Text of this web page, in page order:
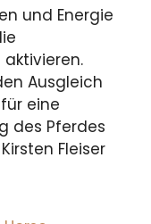
und Energie
Ausgleich
eine
des Pferdes
Fleiser